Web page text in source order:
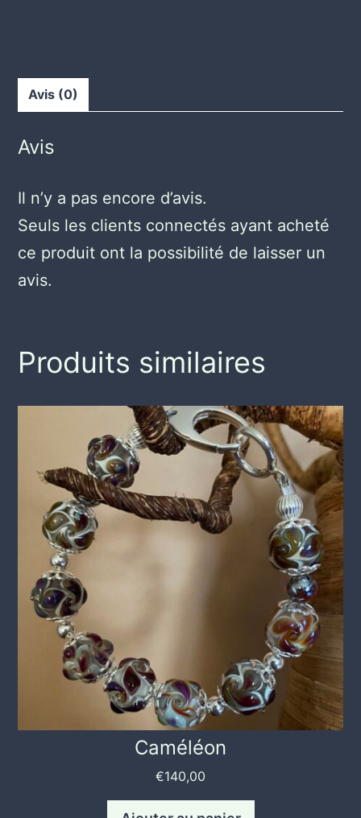
Avis (0)
Avis
Il n’y a pas encore d’avis.
Seuls les clients connectés ayant acheté
ce produit ont la possibilité de laisser un
avis.
Produits similaires
Caméléon
€140,00